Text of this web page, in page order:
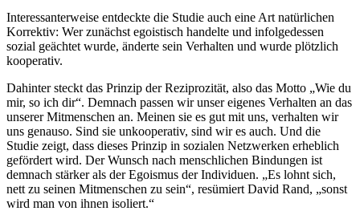
Interessanterweise entdeckte die Studie auch eine Art natürlichen
Korrektiv: Wer zunächst egoistisch handelte und infolgedessen
sozial geächtet wurde, änderte sein Verhalten und wurde plötzlich
kooperativ.
Dahinter steckt das Prinzip der Reziprozität, also das Motto „Wie du
mir, so ich dir“. Demnach passen wir unser eigenes Verhalten an das
unserer Mitmenschen an. Meinen sie es gut mit uns, verhalten wir
uns genauso. Sind sie unkooperativ, sind wir es auch. Und die
Studie zeigt, dass dieses Prinzip in sozialen Netzwerken erheblich
gefördert wird. Der Wunsch nach menschlichen Bindungen ist
demnach stärker als der Egoismus der Individuen. „Es lohnt sich,
nett zu seinen Mitmenschen zu sein“, resümiert David Rand, „sonst
wird man von ihnen isoliert.“